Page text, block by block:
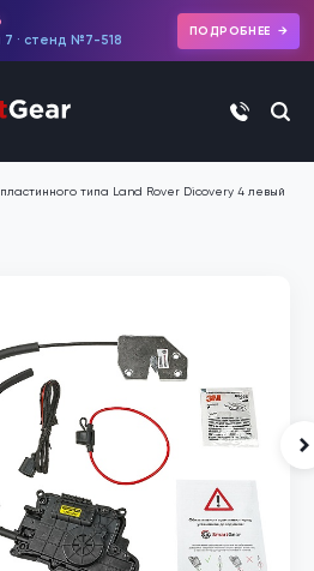
7 · стенд №7-518
ПОДРОБНЕЕ
+7 (495)
типа Land Rover Dicovery 4 левый